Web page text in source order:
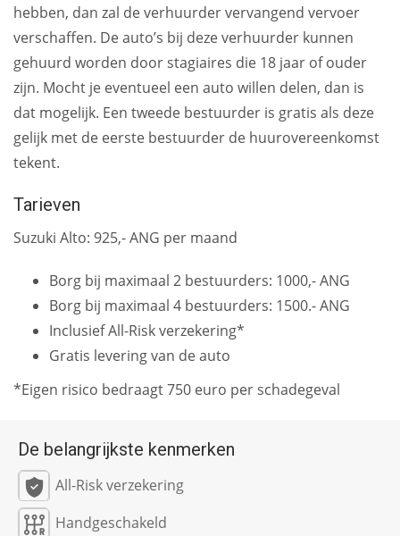
hebben, dan zal de verhuurder vervangend vervoer
verschaffen. De auto’s bij deze verhuurder kunnen
gehuurd worden door stagiaires die 18 jaar of ouder
zijn. Mocht je eventueel een auto willen delen, dan is
dat mogelijk. Een tweede bestuurder is gratis als deze
gelijk met de eerste bestuurder de huurovereenkomst
tekent.
Tarieven
Suzuki Alto: 925,- ANG per maand
Borg bij maximaal 2 bestuurders: 1000,- ANG
Borg bij maximaal 4 bestuurders: 1500.- ANG
Inclusief All-Risk verzekering*
Gratis levering van de auto
*Eigen risico bedraagt 750 euro per schadegeval
De belangrijkste kenmerken
All-Risk verzekering
Handgeschakeld